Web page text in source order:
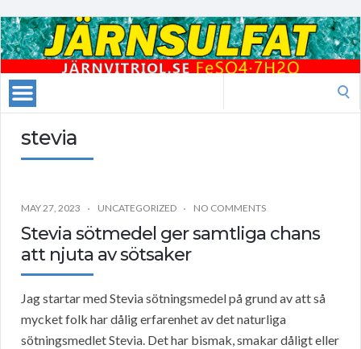
stevia
MAY 27, 2023 UNCATEGORIZED NO COMMENTS
Stevia sötmedel ger samtliga chans
att njuta av sötsaker
Jag startar med Stevia sötningsmedel på grund av att så
mycket folk har dålig erfarenhet av det naturliga
sötningsmedlet Stevia. Det har bismak, smakar dåligt eller